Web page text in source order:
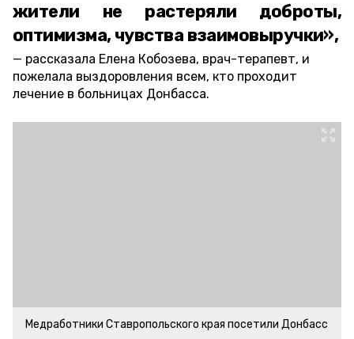
жители не растеряли доброты,
оптимизма, чувства взаимовыручки»,
рассказала Елена Кобозева, врач-терапевт, и
пожелала выздоровления всем, кто проходит
лечение в больницах Донбасса.
Медработники Ставропольского края посетили Донбасс